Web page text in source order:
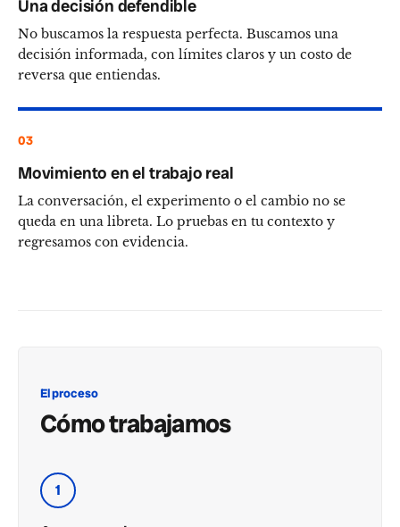
Una decisión defendible
No buscamos la respuesta perfecta. Buscamos una
decisión informada, con límites claros y un costo de
reversa que entiendas.
03
Movimiento en el trabajo real
La conversación, el experimento o el cambio no se
queda en una libreta. Lo pruebas en tu contexto y
regresamos con evidencia.
El proceso
Cómo trabajamos
1